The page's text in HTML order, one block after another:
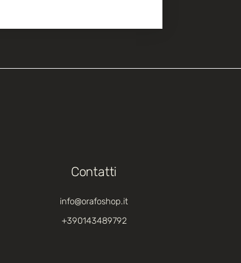
Contatti
info@orafoshop.it
+390143489792